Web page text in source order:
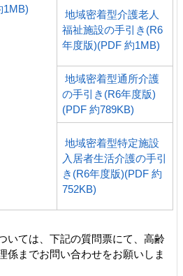
1MB)
地域密着型介護老人
福祉施設の手引き(R6
年度版)(PDF 約1MB)
地域密着型通所介護
の手引き(R6年度版)
(PDF 約789KB)
地域密着型特定施設
入居者生活介護の手引
き(R6年度版)(PDF 約
752KB)
いては、下記の質問票にて、高齢
係までお問い合わせをお願いしま